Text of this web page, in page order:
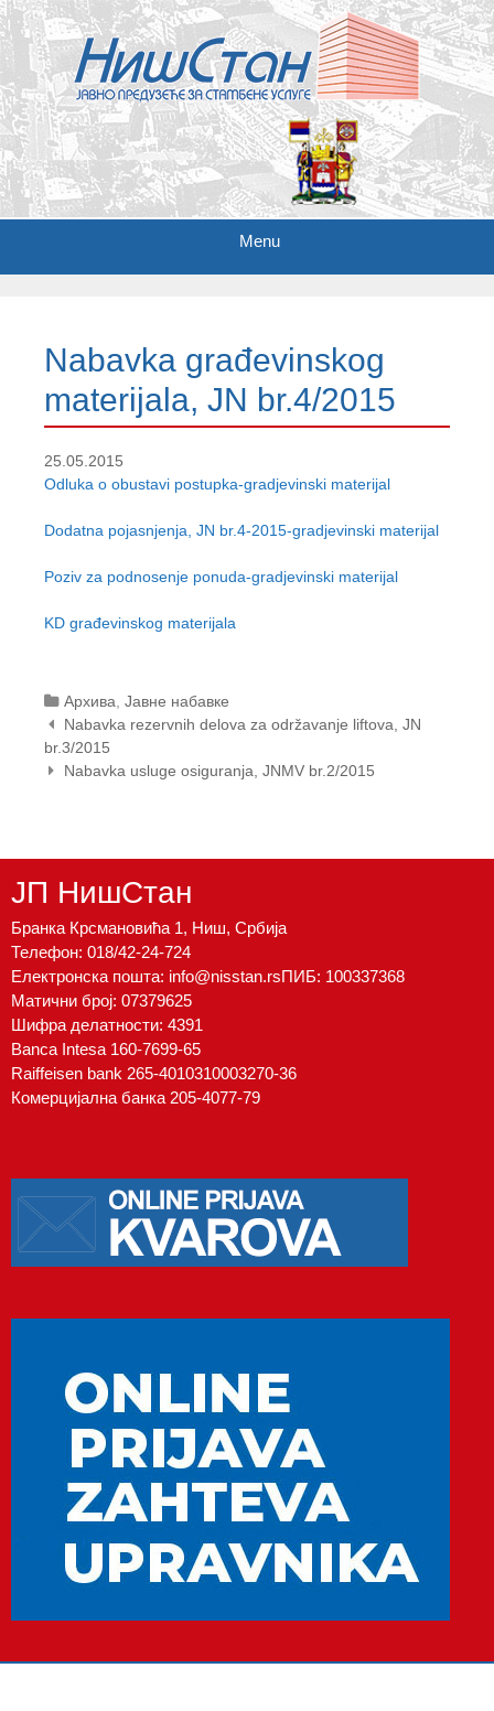
Menu
Nabavka građevinskog
materijala, JN br.4/2015
25.05.2015
Odluka o obustavi postupka-gradjevinski materijal
Dodatna pojasnjenja, JN br.4-2015-gradjevinski materijal
Poziv za podnosenje ponuda-gradjevinski materijal
KD građevinskog materijala
Categories
Архива Јавне набавке
Post
navigation
Nabavka rezervnih delova za održavanje liftova, JN
br.3/2015
Nabavka usluge osiguranja, JNMV br.2/2015
ЈП НишСтан
Бранка Крсмановића 1, Ниш, Србија
Телефон: 018/42-24-724
Електронска пошта: info@nisstan.rsПИБ: 100337368
Матични број: 07379625
Шифра делатности: 4391
Banca Intesa 160-7699-65
Raiffeisen bank 265-4010310003270-36
Комерцијална банка 205-4077-79